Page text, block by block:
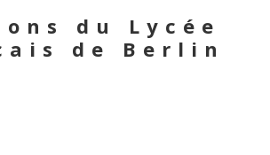
du Lycée
de Berlin